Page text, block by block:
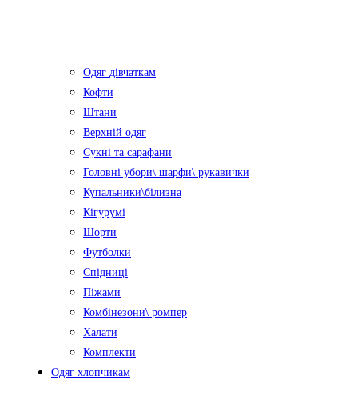
Одяг дівчаткам
Кофти
Штани
Верхній одяг
Сукні та сарафани
Головні убори\ шарфи\ рукавички
Купальники\білизна
Кігурумі
Шорти
Футболки
Спідниці
Піжами
Комбінезони\ ромпер
Халати
Комплекти
Одяг хлопчикам